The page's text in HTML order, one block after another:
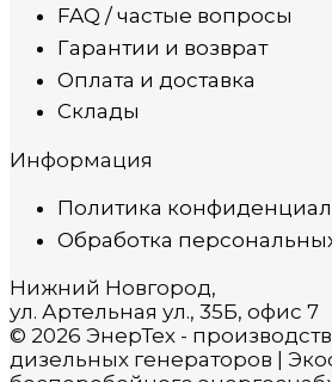
FAQ / частые вопросы
Гарантии и возврат
Оплата и доставка
Склады
Информация
Политика
Обработка
Нижний Новгород,
ул. Артельная ул., 35Б, офис 7
© 2026 ЭнерТех -
дизельных генераторов |